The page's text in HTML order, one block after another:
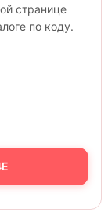
странице
по коду.